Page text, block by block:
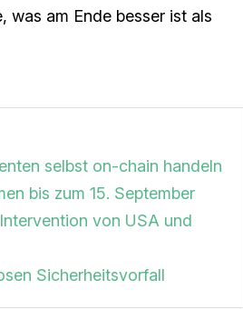
was am Ende besser ist als
selbst on-chain handeln
bis zum 15. September
von USA und
Sicherheitsvorfall